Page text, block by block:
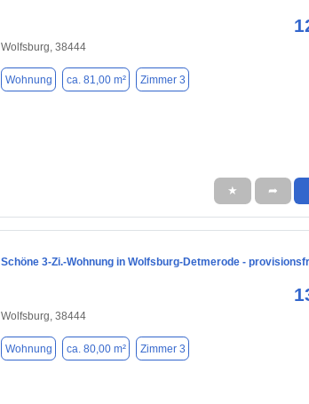
Wolfsburg, 38444
Wohnung ca. 81,00 m² Zimmer 3
★ ➦
Schöne 3-Zi.-Wohnung in Wolfsburg-Detmerode -
Wolfsburg, 38444
Wohnung ca. 80,00 m² Zimmer 3